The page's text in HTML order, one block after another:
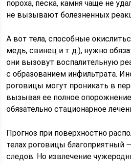
пороха, песка, камня чаще не
не вызывают болезненных
А вот тела, способные
медь, свинец и т. д.), нужно
они вызовут воспалительную
с образованием инфильтрата.
роговицы могут проникать в
вызывая ее полное
обязательно стационарное
Прогноз при поверхностно
телах роговицы благоприятный
следов. Но извлечение